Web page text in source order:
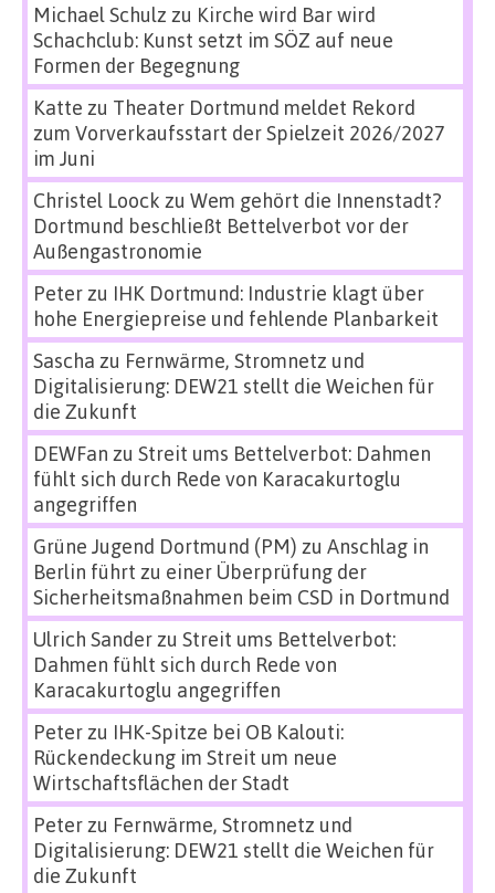
Michael Schulz zu Kirche wird Bar wird
Schachclub: Kunst setzt im SÖZ auf neue
Formen der Begegnung
Katte zu Theater Dortmund meldet Rekord
zum Vorverkaufsstart der Spielzeit 2026/2027
im Juni
Christel Loock zu Wem gehört die Innenstadt?
Dortmund beschließt Bettelverbot vor der
Außengastronomie
Peterzu IHK Dortmund: Industrie klagt über
hohe Energiepreise und fehlende Planbarkeit
Sascha zu Fernwärme, Stromnetz und
Digitalisierung: DEW21 stellt die Weichen für
die Zukunft
DEWFan zu Streit ums Bettelverbot: Dahmen
fühlt sich durch Rede von Karacakurtoglu
angegriffen
Grüne Jugend Dortmund (PM) zu Anschlag in
Berlin führt zu einer Überprüfung der
Sicherheitsmaßnahmen beim CSD in Dortmund
Ulrich Sanderzu Streit ums Bettelverbot:
Dahmen fühlt sich durch Rede von
Karacakurtoglu angegriffen
Peterzu IHK-Spitze bei OB Kalouti:
Rückendeckung im Streit um neue
Wirtschaftsflächen der Stadt
Peterzu Fernwärme, Stromnetz und
Digitalisierung: DEW21 stellt die Weichen für
die Zukunft